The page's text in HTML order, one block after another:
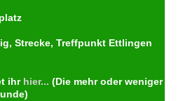
Strecke, Treffpunkt Ettlingen
ihr hier... (Die mehr oder weniger